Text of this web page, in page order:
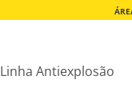
Linha Antiexplosão